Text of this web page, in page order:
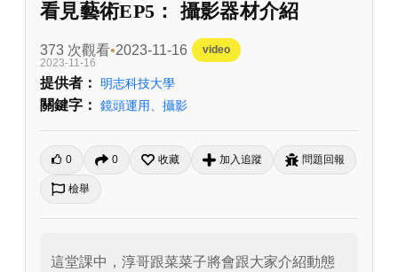
看見藝術EP5： 攝影器材介紹
373 次觀看 2023-11-16
video
2023-11-16
提供者： 明志科技大學
關鍵字： 鏡頭運用 攝影
0 0 收藏 加入追蹤 問題回報
檢舉
這堂課中，淳哥跟菜菜子將會跟大家介紹動態